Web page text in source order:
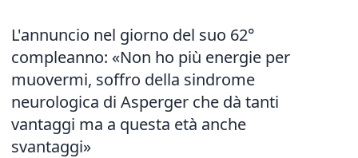
L'annuncio nel giorno del suo 62°
compleanno: «Non ho più energie per
muovermi, soffro della sindrome
neurologica di Asperger che dà tanti
vantaggi ma a questa età anche
svantaggi»